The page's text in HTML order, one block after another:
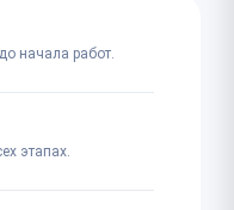
начала работ.
этапах.